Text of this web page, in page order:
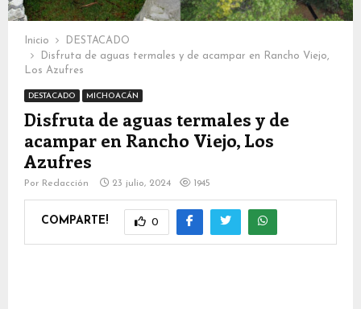
Inicio
DESTACADO
Disfruta de aguas termales y de acampar en Rancho Viejo,
Los Azufres
DESTACADO MICHOACÁN
Disfruta de aguas termales y de
acampar en Rancho Viejo, Los
Azufres
Por Redacción 23 julio, 2024 1945
COMPARTE! 0